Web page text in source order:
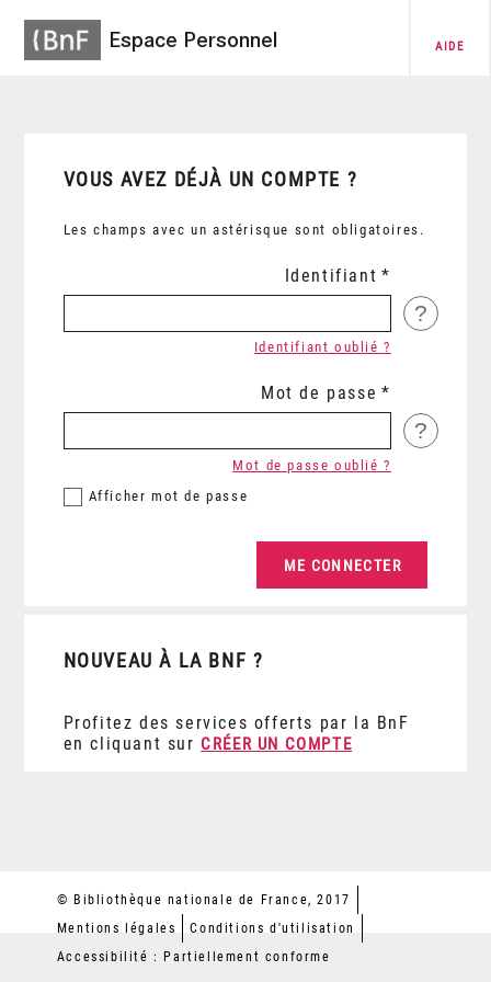
Espace Personnel AIDE
VOUS AVEZ DÉJÀ UN COMPTE ?
Les champs avec un astérisque sont obligatoires.
Identifiant
?
Identifiant oublié ?
Mot de passe
?
Afficher mot de passe
Mot de passe oublié ?
NOUVEAU À LA BNF ?
Profitez des services offerts par la BnF
en cliquant sur CRÉER UN COMPTE
© Bibliothèque nationale de France, 2017
Mentions légales
Conditions d'utilisation
Accessibilité : Partiellement conforme